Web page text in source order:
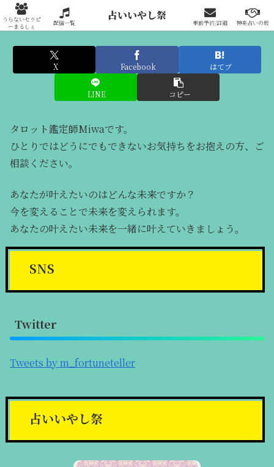
占いいやし祭りへの出展はこちらから
X Facebook はてブ
LINE コピー
タロット鑑定師Miwaです。
ひとりではどうにでもできないお気持ちをお抱えの方、ご
相談ください。
あなたが叶えたいのはどんな未来ですか？
今を変えることで未来を変えられます。
あなたの叶えたい未来を一緒に叶えていきましょう。
SNS
Twitter
Tweets by m_fortuneteller
占いいやし祭
うらないセラピ
ーまるしぇ
配信一覧
占いいやし祭
事前予約/詳細 神楽占いの坂